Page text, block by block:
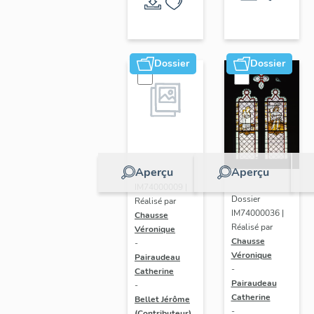
et
entouré
de la
couronne
d' épines
(baie
figurée
Dossier
Aperçu
Dossier
Réalisé par
Chausse
Véronique
-
Pairaudeau
Catherine
-
Bellet Jérôme
Dossier
Aperçu
Dossier
IM74000036 |
Réalisé par
Chausse
Véronique
-
Pairaudeau
Catherine
-